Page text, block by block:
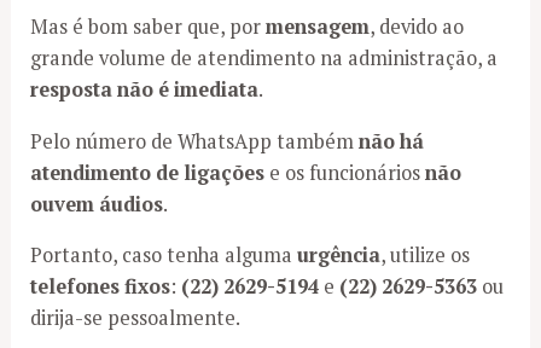
Mas é bom saber que, pormensagem, devido ao
grande volume de atendimento na administração, a
resposta não é imediata.
Pelo número de WhatsApp tambémnão há
atendimento de ligações e os funcionáriosnão
ouvem áudios.
Portanto, caso tenha algumaurgência, utilize os
telefones fixos: (22) 2629-5194 e (22) 2629-5363 ou
dirija-se pessoalmente.